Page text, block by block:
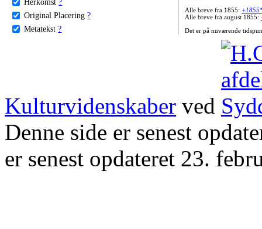
Original Placering ?
Metatekst ?
Alle breve fra 1855:
Alle breve fra august 1855:
Det er på nuværende
Kulturvidenskaber ved
Denne side er senest
er senest opdateret 23.